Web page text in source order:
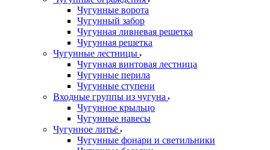
Чугунные ворота
Чугунный забор
Чугунная ливневая решетка
Чугунная решетка
Чугунные лестницы
Чугунная винтовая лестница
Чугунные перила
Чугунные ступени
Входные группы из чугуна
Чугунное крыльцо
Чугунные навесы
Чугунное литьё
Чугунные фонари и светильники